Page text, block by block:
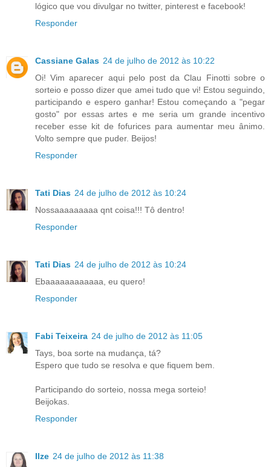
lógico que vou divulgar no twitter, pinterest e facebook!
Responder
Cassiane Galas 24 de julho de 2012 às 10:22
Oi! Vim aparecer aqui pelo post da Clau Finotti sobre o
sorteio e posso dizer que amei tudo que vi! Estou seguindo,
participando e espero ganhar! Estou começando a "pegar
gosto" por essas artes e me seria um grande incentivo
receber esse kit de fofurices para aumentar meu ânimo.
Volto sempre que puder. Beijos!
Responder
Tati Dias 24 de julho de 2012 às 10:24
Nossaaaaaaaaa qnt coisa!!! Tô dentro!
Responder
Tati Dias 24 de julho de 2012 às 10:24
Ebaaaaaaaaaaaa, eu quero!
Responder
Fabi Teixeira 24 de julho de 2012 às 11:05
Tays, boa sorte na mudança, tá?
Espero que tudo se resolva e que fiquem bem.
Participando do sorteio, nossa mega sorteio!
Beijokas.
Responder
Ilze 24 de julho de 2012 às 11:38